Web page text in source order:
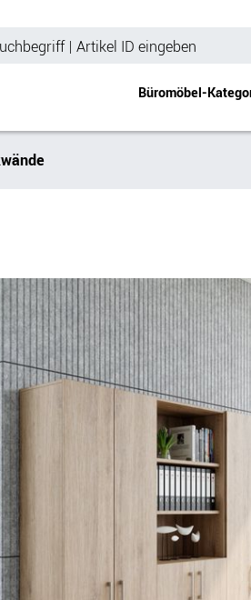
Büromöbel-
Regalschränke
Büro Schrankwände
Spinde
Garderoben
Zubehör
Einzelarbeitsplätze
Chefbüros
Gruppenarbeitsplätze